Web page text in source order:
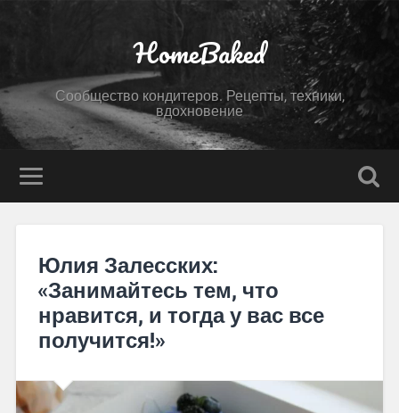
HomeBaked
Сообщество кондитеров. Рецепты, техники,
вдохновение
Юлия Залесских:
«Занимайтесь тем, что
нравится, и тогда у вас все
получится!»